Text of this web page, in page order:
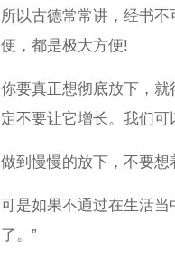
所以古德常常讲，经书
便，都是极大方便!
你要真正想彻底放下，
定不要让它增长。我们可
做到慢慢的放下，不要想
可是如果不通过在生活
了。”